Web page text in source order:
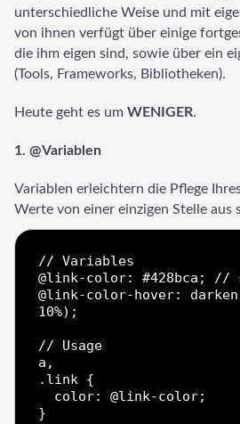
unterschiedliche Weise und mit
von ihnen verfügt über einige
die ihm eigen sind, sowie über ein
(Tools, Frameworks, Bibliotheken).
Heute geht es um WENIGER.
1. @Variablen
Variablen erleichtern die Pflege
Werte von einer einzigen Stelle aus
// Variables
@link-color: #428bca; //
@link-color-hover:
10%);
// Usage
a,
.link {
}
LadderWP